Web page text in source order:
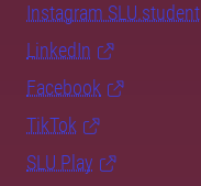
Instagram SLU.student
LinkedIn
Facebook
TikTok
SLU Play